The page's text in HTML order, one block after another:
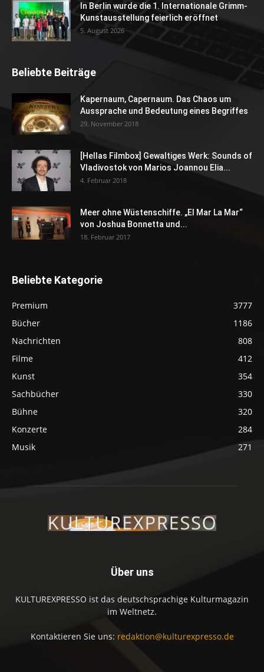
In Berlin wurde die 1. Internationale Grimm-
Kunstausstellung feierlich eröffnet
5. August 2026
Beliebte Beiträge
Kapernaum, Capernaum. Das Chaos um
Aussprache und Bedeutung eines Begriffes
29. November 2018
[Hellas Filmbox] Gewaltiges Werk: Sounds of
Vladivostok von Marios Joannou Elia...
4. Februar 2018
Meer ohne Wüstenschiffe. „El Mar La Mar“
von Joshua Bonnetta und...
18. Februar 2017
Beliebte Kategorie
Premium
3777
Bücher
1186
Nachrichten
808
Filme
412
Kunst
354
Sachbücher
330
Bühne
320
Konzerte
284
Musik
271
Über uns
KULTUREXPRESSO ist das deutschsprachige Kulturmagazin
im Weltnetz.
Kontaktieren Sie uns: redaktion@kulturexpresso.de